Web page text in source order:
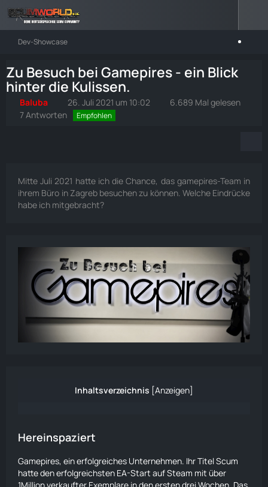
Dev-Showcase
Zu Besuch bei Gamepires - ein Blick
hinter die Kulissen.
Baluba 26. Juli 2021 um 10:02
6.689 Mal gelesen
7 Antworten
Empfohlen
Mitte Juli 2021 hatte ich die Chance, das gamepires-Team in
ihrem Büro in Zagreb besuchen zu können. Welche Eindrücke
habe ich mitgebracht?
Inhaltsverzeichnis [Anzeigen]
Hereinspaziert
Gamepires, ein erfolgreiches Unternehmen. Ihr Titel Scum
hatte den erfolgreichsten EA-Start auf Steam mit über